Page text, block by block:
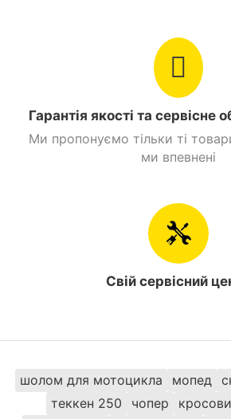
Гарантія якості та сервісне
Ми пропонуємо тільки ті
ми впевнені
Свій сервісний
шолом для мотоцикла мопед
теккен 250
чопер